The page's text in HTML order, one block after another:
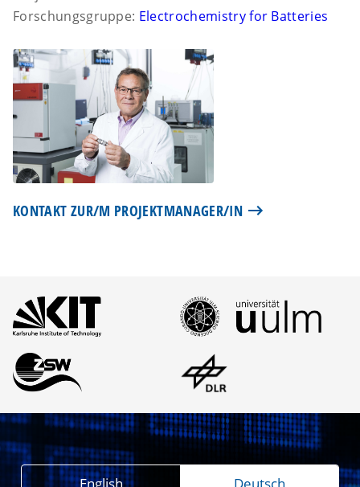
Forschungsgruppe: Electrochemistry for Batteries
KONTAKT ZUR/M PROJEKTMANAGER/IN
English Deutsch